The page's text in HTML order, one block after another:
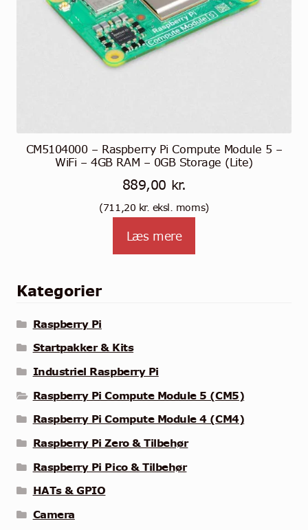
CM5104000 – Raspberry Pi Compute Module 5 –
WiFi – 4GB RAM – 0GB Storage (Lite)
889,00 kr.
(711,20 kr. eksl. moms)
Læs mere
Kategorier
Raspberry Pi
Startpakker & Kits
Industriel Raspberry Pi
Raspberry Pi Compute Module 5 (CM5)
Raspberry Pi Compute Module 4 (CM4)
Raspberry Pi Zero & Tilbehør
Raspberry Pi Pico & Tilbehør
HATs & GPIO
Camera